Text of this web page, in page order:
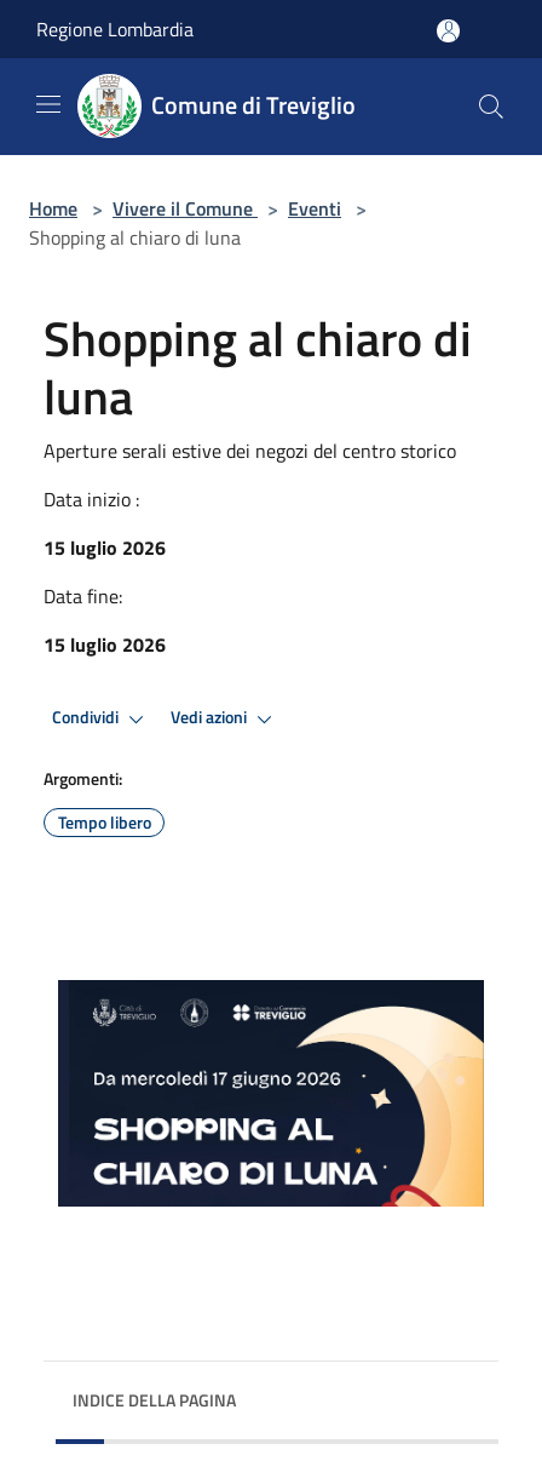
Regione Lombardia
Comune di Treviglio
Home > Vivere il Comune > Eventi >
Shopping al chiaro di luna
Shopping al chiaro di
luna
Aperture serali estive dei negozi del centro storico
Data inizio :
15 luglio 2026
Data fine:
15 luglio 2026
Condividi Vedi azioni
Argomenti:
Tempo libero
INDICE DELLA PAGINA